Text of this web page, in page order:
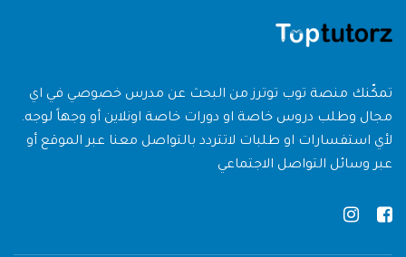
تمكّنك منصة توب توترز من البحث عن مدرس خصوصي في اي
مجال وطلب دروس خاصة او دورات خاصة اونلاين أو وجهاً لوجه.
لأي استفسارات او طلبات لاتتردد بالتواصل معنا عبر الموقع أو
عبر وسائل التواصل الاجتماعي